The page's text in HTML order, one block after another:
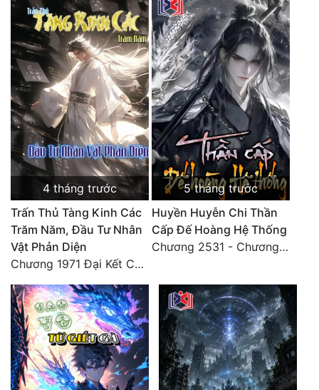
Cẩu Đạo Trường Sinh
Ngự Thú
Truyện Nam
Truyện Nữ
Vô Địch Lưu
Xây Dựng Thế Lực
Đam Mỹ
Đẹp
Đẹp Hiệp
Tính Cách Nhân Vật :
Cơ Trí
Sát Phạt Quyết Đoán
Vô Sỉ
4 tháng trước
Trấn Thủ Tàng Kinh Các
Trăm Năm, Đầu Tư Nhân
Vật Phản Diện
Chương 1971 Đại Kết Cục!
5 tháng trước
Huyền Huyễn Chi Thần
Cấp Đế Hoàng Hệ Thống
Chương 2531 - Chương cuối